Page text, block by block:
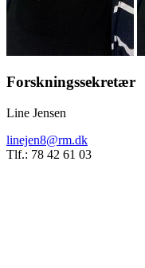
Forskningssekretær
Line Jensen
linejen8@rm.dk
Tlf.: 78 42 61 03